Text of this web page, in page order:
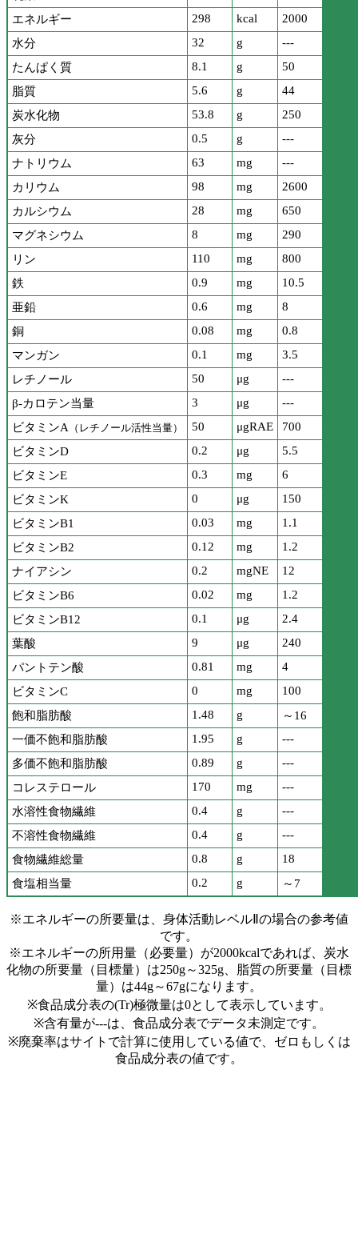
エネルギー
298 kcal
2000
水分
32 g
---
たんぱく質
8.1 g
50
脂質
5.6 g
44
炭水化物
53.8 g
250
灰分
0.5 g
---
ナトリウム
63 mg
---
カリウム
98 mg
2600
カルシウム
28 mg
650
マグネシウム
8 mg
290
リン
110 mg
800
鉄
0.9 mg
10.5
亜鉛
0.6 mg
8
銅
0.08 mg
0.8
マンガン
0.1 mg
3.5
レチノール
50 μg
---
β-カロテン当量
3 μg
---
ビタミンA （レチノール活性当量） 50 μgRAE
700
ビタミンD
0.2 μg
5.5
ビタミンE
0.3 mg
6
ビタミンK
0 μg
150
ビタミンB1
0.03 mg
1.1
ビタミンB2
0.12 mg
1.2
ナイアシン
0.2 mgNE
12
ビタミンB6
0.02 mg
1.2
ビタミンB12
0.1 μg
2.4
葉酸
9 μg
240
パントテン酸
0.81 mg
4
ビタミンC
0 mg
100
飽和脂肪酸
1.48 g
～16
一価不飽和脂肪酸
1.95 g
---
多価不飽和脂肪酸
0.89 g
---
コレステロール
170 mg
---
水溶性食物繊維
0.4 g
---
不溶性食物繊維
0.4 g
---
食物繊維総量
0.8 g
18
食塩相当量
0.2 g ～7
※エネルギーの所要量は、身体活動レベルⅡの場合の参考値
です。
※エネルギーの所用量（必要量）が2000kcalであれば、炭水
化物の所要量（目標量）は250g～325g、脂質の所要量（目標
量）は44g～67gになります。
※食品成分表の(Tr)極微量は0として表示しています。
※含有量が---は、食品成分表でデータ未測定です。
※廃棄率はサイトで計算に使用している値で、ゼロもしくは
食品成分表の値です。